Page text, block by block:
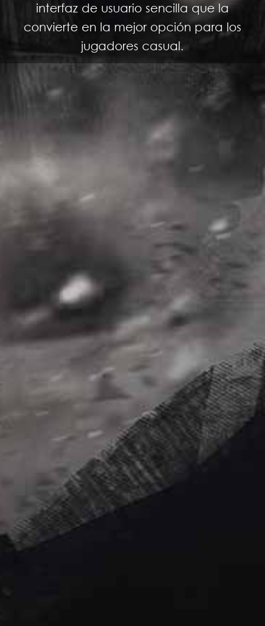
interfaz de usuario sencilla que la
convierte en la mejor opción para los
jugadores casual.